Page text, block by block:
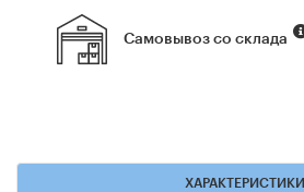
Самовывоз со склада
ХАРАКТЕРИСТИКИ